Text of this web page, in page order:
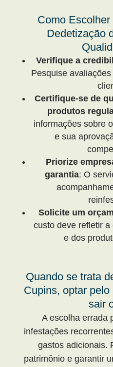
Como
Dedetização
Verifique a
Pesquise
Certifique-se de
produtos
informações sobre
e sua
Priorize
garantia: O
Solicite um
custo deve refletir
e dos
Quando se trata
Cupins, optar
sair
A escolha errada
infestações
gastos adicionais.
patrimônio e garantir